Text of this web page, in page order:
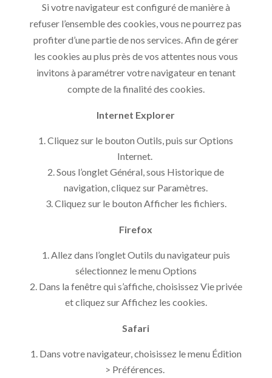
Si votre navigateur est configuré de manière à
refuser l’ensemble des cookies, vous ne pourrez pas
profiter d’une partie de nos services. Afin de gérer
les cookies au plus près de vos attentes nous vous
invitons à paramétrer votre navigateur en tenant
compte de la finalité des cookies.
Internet Explorer
Cliquez sur le bouton Outils, puis sur Options
Internet.
Sous l’onglet Général, sous Historique de
navigation, cliquez sur Paramètres.
Cliquez sur le bouton Afficher les fichiers.
Firefox
Allez dans l’onglet Outils du navigateur puis
sélectionnez le menu Options
Dans la fenêtre qui s’affiche, choisissez Vie privée
et cliquez sur Affichez les cookies.
Safari
Dans votre navigateur, choisissez le menu Édition
> Préférences.